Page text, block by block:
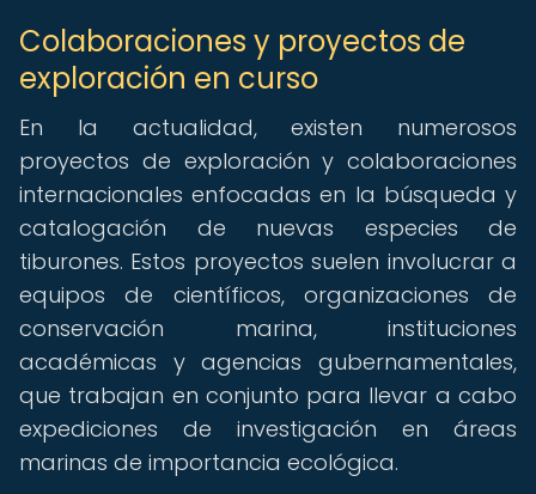
Colaboraciones y proyectos de
exploración en curso
En la actualidad, existen numerosos
proyectos de exploración y colaboraciones
internacionales enfocadas en la búsqueda y
catalogación de nuevas especies de
tiburones. Estos proyectos suelen involucrar a
equipos de científicos, organizaciones de
conservación marina, instituciones
académicas y agencias gubernamentales,
que trabajan en conjunto para llevar a cabo
expediciones de investigación en áreas
marinas de importancia ecológica.